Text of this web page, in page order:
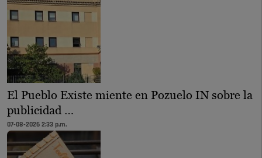
El Pueblo Existe miente en Pozuelo IN sobre la
publicidad …
07-08-2026 2:33 p.m.